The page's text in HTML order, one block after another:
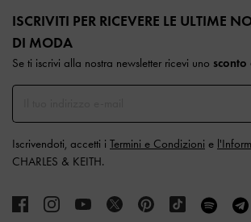
ISCRIVITI PER RICEVERE LE ULTIME
DI MODA​
Se ti iscrivi alla nostra newsletter ricevi uno sconto
Iscrivendoti, accetti i Termini e Condizioni e
CHARLES & KEITH.